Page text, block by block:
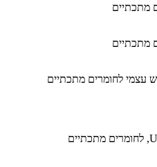
מתכתיים
מתכתיים
עצמי לחומרים מתכתיים